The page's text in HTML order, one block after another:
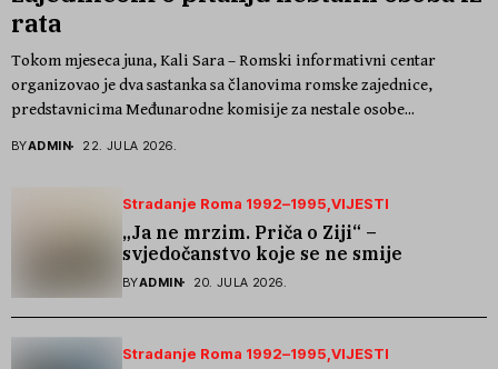
rata
Tokom mjeseca juna, Kali Sara – Romski informativni centar
organizovao je dva sastanka sa članovima romske zajednice,
predstavnicima Međunarodne komisije za nestale osobe...
BYADMIN 22. JULA 2026.
Stradanje Roma 1992–1995 VIJESTI
„Ja ne mrzim. Priča o Ziji“ –
svjedočanstvo koje se ne smije
zaboraviti
BYADMIN 20. JULA 2026.
Stradanje Roma 1992–1995 VIJESTI